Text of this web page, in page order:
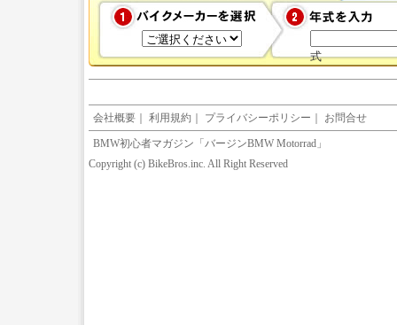
式
会社概要 ｜ 利用規約 ｜ プライバシーポリシー ｜ お問合せ
BMW初心者マガジン「バージンBMW Motorrad」
Copyright (c) BikeBros.inc. All Right Reserved